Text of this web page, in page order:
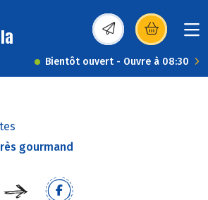
(s’ouvre dans une
Bientôt ouvert - Ouvre à 08:30
gourmand